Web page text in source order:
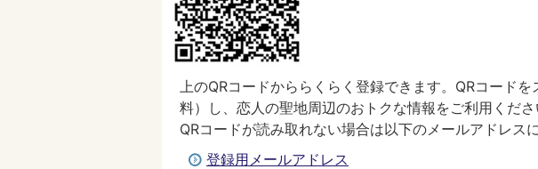
上のQRコードかららくらく登録できます。QRコード
料）し、恋人の聖地周辺のおトクな情報をご利用くださ
QRコードが読み取れない場合は以下のメールアドレス
登録用メールアドレス